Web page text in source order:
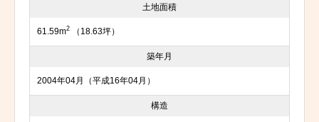
土地面積
61.59m2 （18.63坪）
築年月
2004年04月（平成16年04月）
構造